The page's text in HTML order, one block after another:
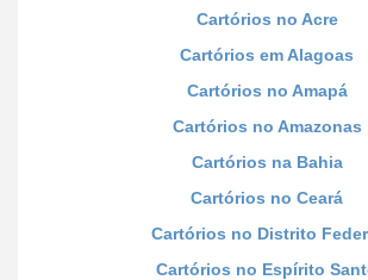
Cartórios no Acre
Cartórios em Alagoas
Cartórios no Amapá
Cartórios no Amazonas
Cartórios na Bahia
Cartórios no Ceará
Cartórios no Distrito
Cartórios no Espírito